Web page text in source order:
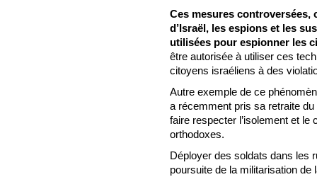
Ces mesures
d’Israël, les espions et les
utilisées pour espionner les
être autorisée à utiliser ces
citoyens israéliens à des
Autre exemple de ce
a récemment pris sa retraite
faire respecter l’isolement et
orthodoxes.
Déployer des soldats dans les
poursuite de la militarisation de